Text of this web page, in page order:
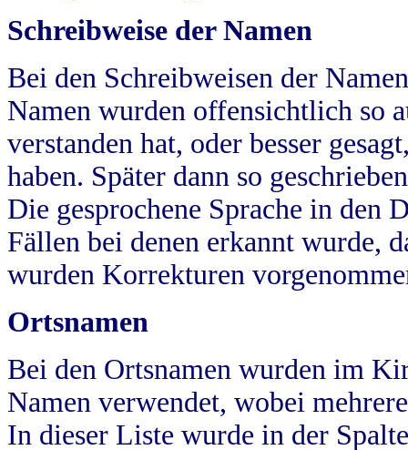
Schreibweise der Namen
Bei den Schreibweisen der
Namen wurden offensichtlich so
verstanden hat, oder besser
haben. Später dann so
Die gesprochene Sprache in
Fällen bei denen erkannt wurde,
wurden Korrekturen
Ortsnamen
Bei den Ortsnamen wurden im
Namen verwendet, wobei
In dieser Liste wurde in der